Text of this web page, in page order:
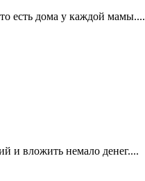
есть дома у каждой мамы....
и вложить немало денег....